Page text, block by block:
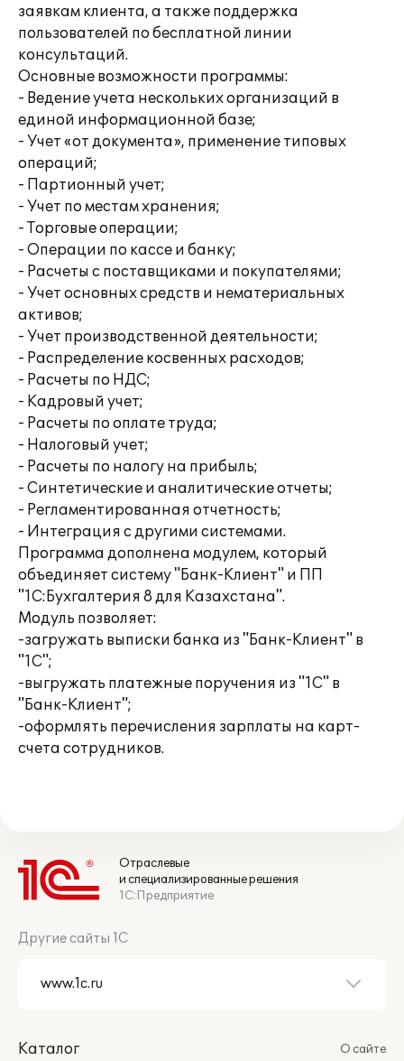
заявкам клиента, а также поддержка
пользователей по бесплатной линии
консультаций.
Основные возможности программы:
- Ведение учета нескольких организаций в
единой информационной базе;
- Учет «от документа», применение типовых
операций;
- Партионный учет;
- Учет по местам хранения;
- Торговые операции;
- Операции по кассе и банку;
- Расчеты с поставщиками и покупателями;
- Учет основных средств и нематериальных
активов;
- Учет производственной деятельности;
- Распределение косвенных расходов;
- Расчеты по НДС;
- Кадровый учет;
- Расчеты по оплате труда;
- Налоговый учет;
- Расчеты по налогу на прибыль;
- Синтетические и аналитические отчеты;
- Регламентированная отчетность;
- Интеграция с другими системами.
Программа дополнена модулем, который
объединяет систему "Банк-Клиент" и ПП
"1С:Бухгалтерия 8 для Казахстана".
Модуль позволяет:
-загружать выписки банка из "Банк-Клиент" в
"1С";
-выгружать платежные поручения из "1С" в
"Банк-Клиент";
-оформлять перечисления зарплаты на карт-
счета сотрудников.
Отраслевые
и специализированные решения
1С:Предприятие
Другие сайты 1С
Каталог
О сайте